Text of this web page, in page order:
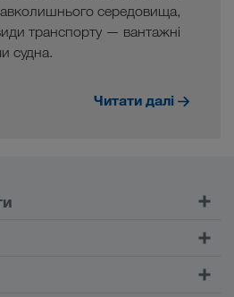
середовища,
транспорту — вантажні
судна.
Читати далі